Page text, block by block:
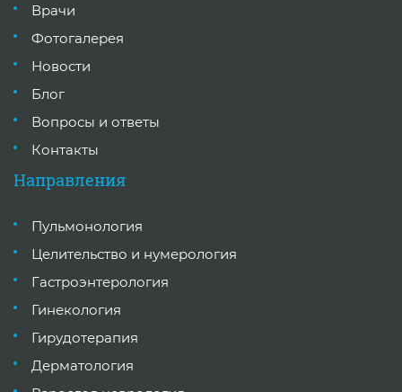
Врачи
Фотогалерея
Новости
Блог
Вопросы и ответы
Контакты
Направления
Пульмонология
Целительство и нумерология
Гастроэнтерология
Гинекология
Гирудотерапия
Дерматология